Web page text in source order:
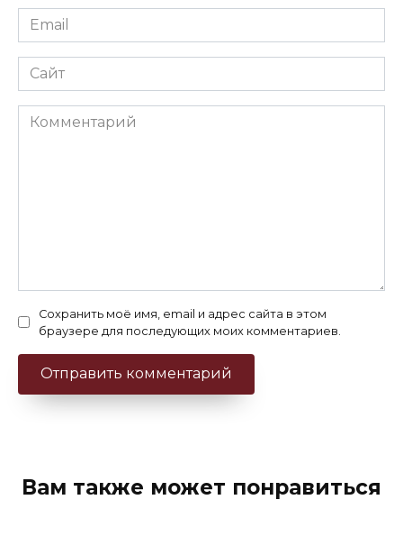
Email
*
Сайт
Комментарий
Сохранить моё имя, email и адрес сайта в этом
браузере для последующих моих комментариев.
Вам также может понравиться